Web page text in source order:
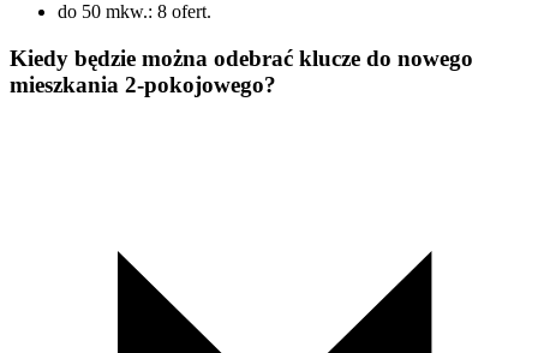
do 50 mkw.: 8 ofert.
Kiedy będzie można odebrać klucze do nowego
mieszkania 2-pokojowego?